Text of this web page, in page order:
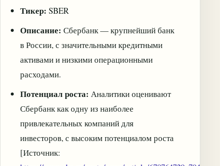
Тикер: SBER
Описание: Сбербанк — крупнейший банк
в России, с значительными кредитными
активами и низкими операционными
расходами.
Потенциал роста: Аналитики оценивают
Сбербанк как одну из наиболее
привлекательных компаний для
инвесторов, с высоким потенциалом роста
[Источник: